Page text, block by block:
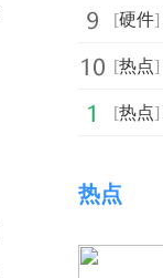
[硬件]
[热点]
[热点]
热点